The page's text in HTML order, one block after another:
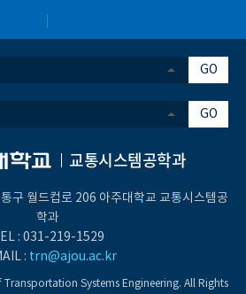
GO
GO
교통시스템공학과
구 월드컵로 206 아주대학교 교통시스템공
학과
: 031-219-1529
: trn@ajou.ac.kr
Systems Engineering. All Rights